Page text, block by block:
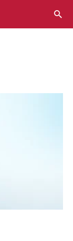
搜
尋